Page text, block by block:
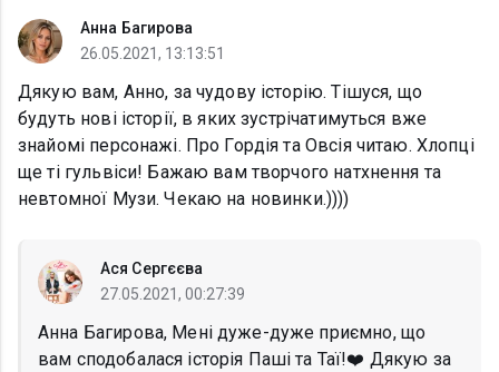
Анна Багирова
26.05.2021, 13:13:51
Дякую вам, Анно, за чудову історію. Тішуся, що
будуть нові історії, в яких зустрічатимуться вже
знайомі персонажі. Про Гордія та Овсія читаю. Хлопці
ще ті гульвіси! Бажаю вам творчого натхнення та
невтомної Музи. Чекаю на новинки.))))
Ася Сергєєва
27.05.2021, 00:27:39
Анна Багирова, Мені дуже-дуже приємно, що
вам сподобалася історія Паші та Таї!❤️ Дякую за